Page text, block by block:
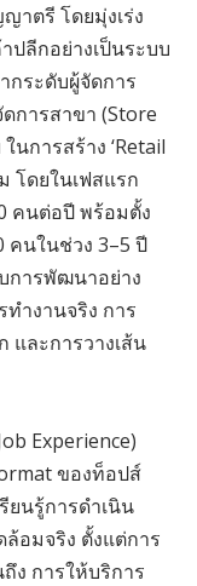
าตรี โดยมุ่งเร่ง
ปลีกอย่างเป็นระบบ
กระดับผู้จัดการ
การสาขา (Store
การสร้าง ‘Retail
โดยในเฟสแรก
คนต่อปี พร้อมตั้ง
คนในช่วง 3–5 ปี
การพัฒนาอย่าง
ำงานจริง การ
และการวางเส้น
Experience)
ของท็อปส์
ยนรู้การดำเนิน
อมจริง ตั้งแต่การ
ง การให้บริการ